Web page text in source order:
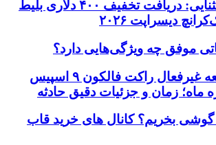
فرصت استثنایی: دریافت تخفیف ۴۰۰ دلاری بلیط
دیسراپت ۲۰۲۶
موفق چه ویژگی‌هایی دارد؟
برخورد قطعه غیرفعال راکت فالکون ۹ اسپیس
ماه؛ زمان و جزئیات دقیق حادثه
گوشی بخریم؟ کانال های خرید قاب